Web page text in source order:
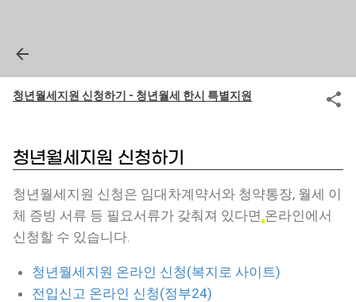
청년월세지원 신청하기 - 청년월세 한시 특별지원
청년월세지원 신청하기
청년월세지원 신청은 임대차계약서와 청약통장, 월세 이
체 증빙 서류 등 필요서류가 갖춰져 있다면 온라인에서
신청할 수 있습니다.
청년월세지원 온라인 신청(복지로 사이트)
전입신고 온라인 신청(정부24)